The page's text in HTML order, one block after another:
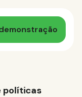
políticas